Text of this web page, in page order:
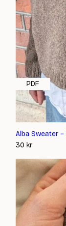
Alba Sweater –
30 kr
PDF